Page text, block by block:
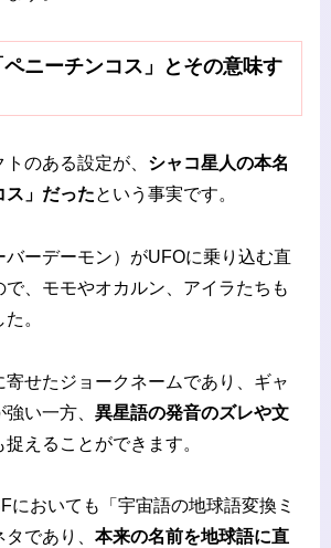
ニーチンコス」とその意味す
のある設定が、 シャコ星人の本名
ス」だったという事実です。
バーデーモン）がUFOに乗り込む直
、モモやオカルン、アイラたちも
。
寄せたジョークネームであり、ギャ
い一方、 異星語の発音のズレや文
えることができます。
においても「宇宙語の地球語変換ミ
であり、 本来の名前を地球語に直